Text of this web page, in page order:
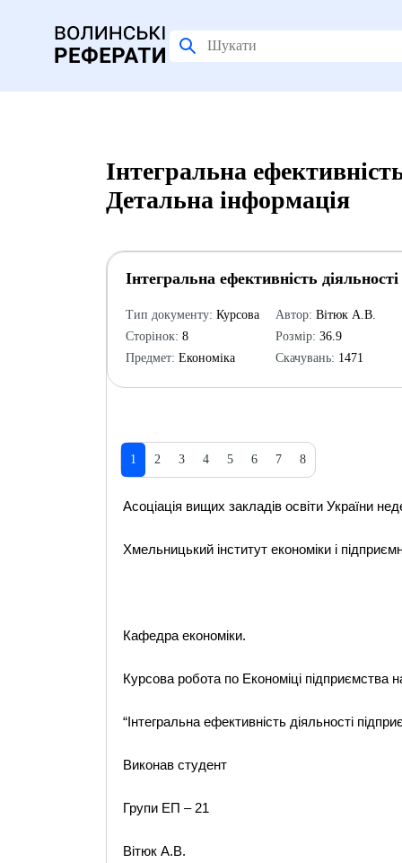
Інтегральна
Детальна інформація
Інтегральна ефективність
Тип документу: Курсова
Сторінок: 8
Предмет: Економіка
Автор: Вітюк А.В.
Розмір: 36.9
Скачувань: 1471
1 2 3 4 5 6 7 8
Асоціація вищих закладів освіти України
Хмельницький інститут економіки і
Кафедра економіки.
Курсова робота по Економіці підприємства
“Інтегральна ефективність діяльності
Виконав студент
Групи ЕП – 21
Вітюк А.В.